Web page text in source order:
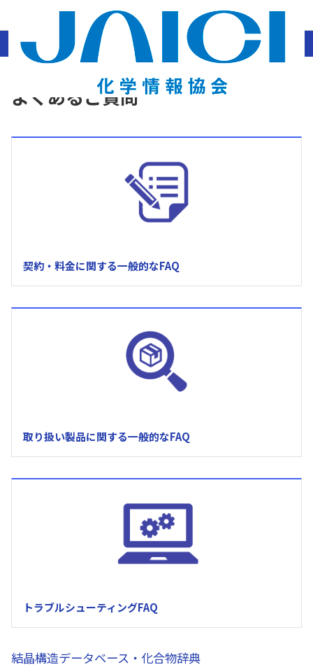
ホーム 結晶構造データベース・化合物辞典 よくあるご質問
よくあるご質問
契約・料金に関する一般的なFAQ
取り扱い製品に関する一般的なFAQ
トラブルシューティングFAQ
結晶構造データベース・化合物辞典